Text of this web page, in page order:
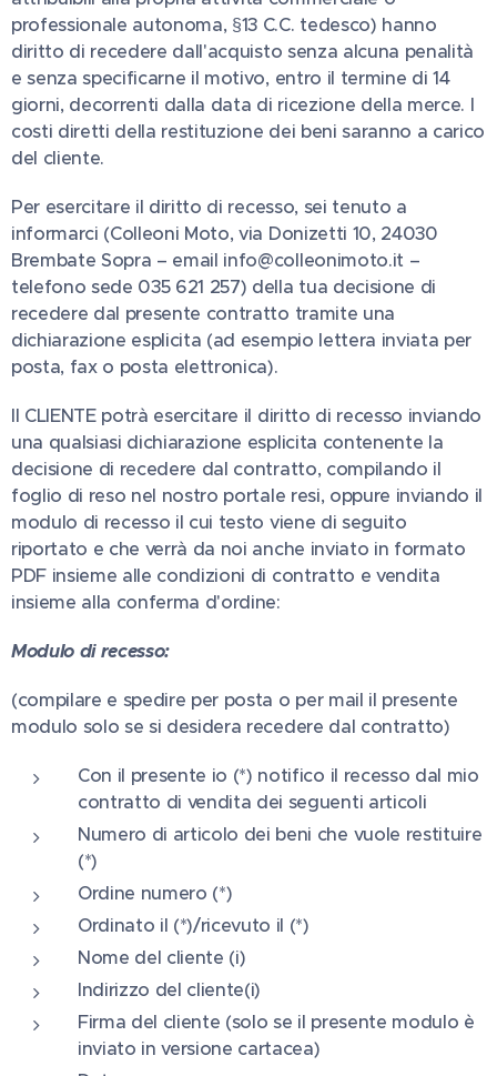
professionale autonoma, §13 C.C. tedesco) hanno
diritto di recedere dall'acquisto senza alcuna penalità
e senza specificarne il motivo, entro il termine di 14
giorni, decorrenti dalla data di ricezione della merce. I
costi diretti della restituzione dei beni saranno a carico
del cliente.
Per esercitare il diritto di recesso, sei tenuto a
informarci (Colleoni Moto, via Donizetti 10, 24030
Brembate Sopra – email info@colleonimoto.it –
telefono sede 035 621 257) della tua decisione di
recedere dal presente contratto tramite una
dichiarazione esplicita (ad esempio lettera inviata per
posta, fax o posta elettronica).
Il CLIENTE potrà esercitare il diritto di recesso inviando
una qualsiasi dichiarazione esplicita contenente la
decisione di recedere dal contratto, compilando il
foglio di reso nel nostro portale resi, oppure inviando il
modulo di recesso il cui testo viene di seguito
riportato e che verrà da noi anche inviato in formato
PDF insieme alle condizioni di contratto e vendita
insieme alla conferma d'ordine:
Modulo di recesso:
(compilare e spedire per posta o per mail il presente
modulo solo se si desidera recedere dal contratto)
Con il presente io (*) notifico il recesso dal mio
contratto di vendita dei seguenti articoli
Numero di articolo dei beni che vuole restituire
(*)
Ordine numero (*)
Ordinato il (*)/ricevuto il (*)
Nome del cliente (i)
Indirizzo del cliente(i)
Firma del cliente (solo se il presente modulo è
inviato in versione cartacea)